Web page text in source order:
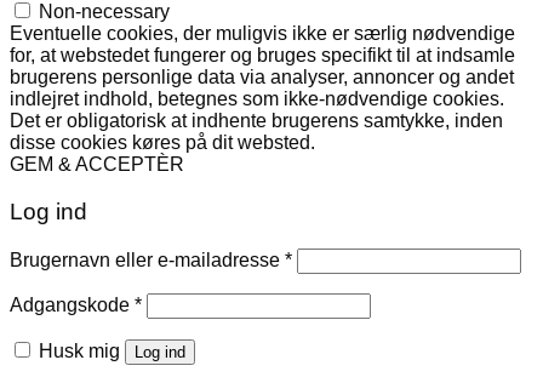
Non-necessary
Eventuelle cookies, der muligvis ikke er særlig nødvendige
for, at webstedet fungerer og bruges specifikt til at indsamle
brugerens personlige data via analyser, annoncer og andet
indlejret indhold, betegnes som ikke-nødvendige cookies.
Det er obligatorisk at indhente brugerens samtykke, inden
disse cookies køres på dit websted.
GEM & ACCEPTÈR
Log ind
Brugernavn eller e-mailadresse *Påkrævet
Adgangskode *Påkrævet
Husk mig Log ind